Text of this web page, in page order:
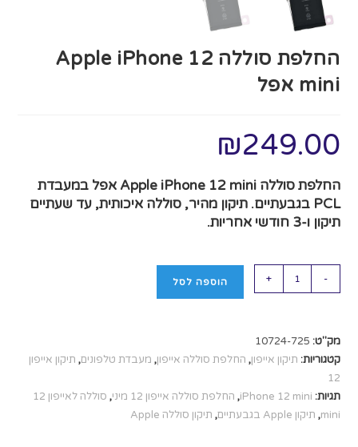
החלפת סוללה Apple iPhone 12
mini אפל
₪249.00
החלפת סוללה Apple iPhone 12 mini אפל במעבדת
PCL בגבעתיים. תיקון מהיר, סוללה איכותית, עד שעתיים
תיקון ו-3 חודשי אחריות.
-
+ הוספה לסל
מק"ט: 10724-725
קטגוריות: תיקון אייפון, החלפת סוללה אייפון, מעבדת טלפונים, תיקון אייפון
12
תגיות: iPhone 12 mini
, החלפת סוללה אייפון 12 מיני ,
סוללה לאייפון 12
mini
, תיקון Apple בגבעתיים , תיקון סוללה Apple